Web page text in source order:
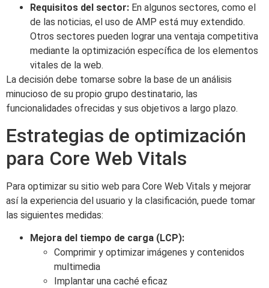
Requisitos del sector: En algunos sectores, como el
de las noticias, el uso de AMP está muy extendido.
Otros sectores pueden lograr una ventaja competitiva
mediante la optimización específica de los elementos
vitales de la web.
La decisión debe tomarse sobre la base de un análisis
minucioso de su propio grupo destinatario, las
funcionalidades ofrecidas y sus objetivos a largo plazo.
Estrategias de optimización
para Core Web Vitals
Para optimizar su sitio web para Core Web Vitals y mejorar
así la experiencia del usuario y la clasificación, puede tomar
las siguientes medidas:
Mejora del tiempo de carga (LCP):
Comprimir y optimizar imágenes y contenidos
multimedia
Implantar una caché eficaz